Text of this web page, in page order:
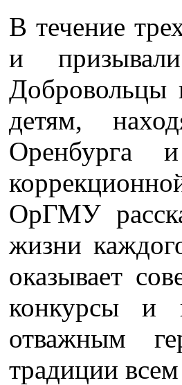
В течение
и
Добровольцы
детям,
Оренбурга
ОрГМУ
жизни
оказывает
конкурсы и
отважным
традиции